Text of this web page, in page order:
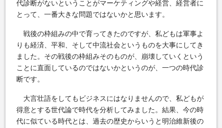
代診断がないということがマーケティングや経営、経営者に
とって、一番大きな問題ではないかと思います。
戦後の枠組みの中で育ってきたのですが、私どもは軍事よ
りも経済、平和、そして中流社会というものを大事にしてき
ました。その戦後の枠組みそのものが、崩壊していくという
ことに直面しているのではないかというのが、一つの時代診
断です。
大言壮語をしてもビジネスにはなりませんので、私どもが
得意とする世代論で時代を分析してみました。結果、今の時
代に似ている時代とは、過去の歴史からいうと明治維新後の